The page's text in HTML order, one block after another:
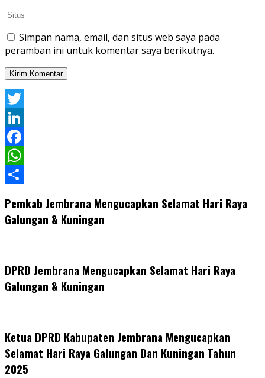
Simpan nama, email, dan situs web saya pada
peramban ini untuk komentar saya berikutnya.
Twitter
LinkedIn
Facebook
WhatsApp
Pemkab Jembrana Mengucapkan Selamat Hari Raya
Galungan & Kuningan
DPRD Jembrana Mengucapkan Selamat Hari Raya
Galungan & Kuningan
Ketua DPRD Kabupaten Jembrana Mengucapkan
Selamat Hari Raya Galungan Dan Kuningan Tahun
2025